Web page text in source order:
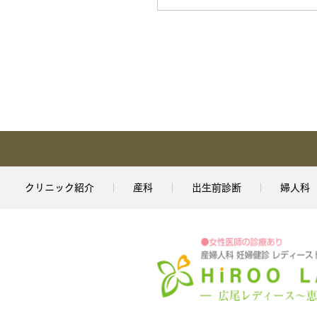
クリニック紹介 産科 出生前診断 婦人科